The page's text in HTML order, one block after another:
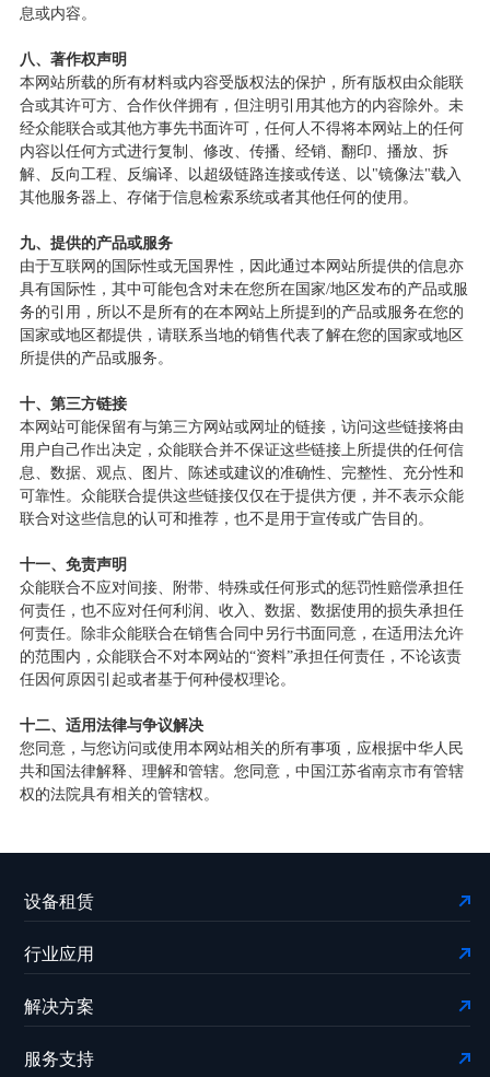
息或内容。
八、著作权声明
本网站所载的所有材料或内容受版权法的保护，所有版权由众能联
合或其许可方、合作伙伴拥有，但注明引用其他方的内容除外。未
经众能联合或其他方事先书面许可，任何人不得将本网站上的任何
内容以任何方式进行复制、修改、传播、经销、翻印、播放、拆
解、反向工程、反编译、以超级链路连接或传送、以 "镜像法"载入
其他服务器上、存储于信息检索系统或者其他任何的使用。
九、提供的产品或服务
由于互联网的国际性或无国界性，因此通过本网站所提供的信息亦
具有国际性，其中可能包含对未在您所在国家/地区发布的产品或服
务的引用，所以不是所有的在本网站上所提到的产品或服务在您的
国家或地区都提供，请联系当地的销售代表了解在您的国家或地区
所提供的产品或服务。
十、第三方链接
本网站可能保留有与第三方网站或网址的链接，访问这些链接将由
用户自己作出决定，众能联合并不保证这些链接上所提供的任何信
息、数据、观点、图片、陈述或建议的准确性、完整性、充分性和
可靠性。众能联合提供这些链接仅仅在于提供方便，并不表示众能
联合对这些信息的认可和推荐，也不是用于宣传或广告目的。
十一、免责声明
众能联合不应对间接、附带、特殊或任何形式的惩罚性赔偿承担任
何责任，也不应对任何利润、收入、数据、数据使用的损失承担任
何责任。除非众能联合在销售合同中另行书面同意，在适用法允许
的范围内，众能联合不对本网站的“资料”承担任何责任，不论该责
任因何原因引起或者基于何种侵权理论。
十二、适用法律与争议解决
您同意，与您访问或使用本网站相关的所有事项，应根据中华人民
共和国法律解释、理解和管辖。您同意，中国江苏省南京市有管辖
权的法院具有相关的管辖权。
设备租赁
行业应用
解决方案
服务支持